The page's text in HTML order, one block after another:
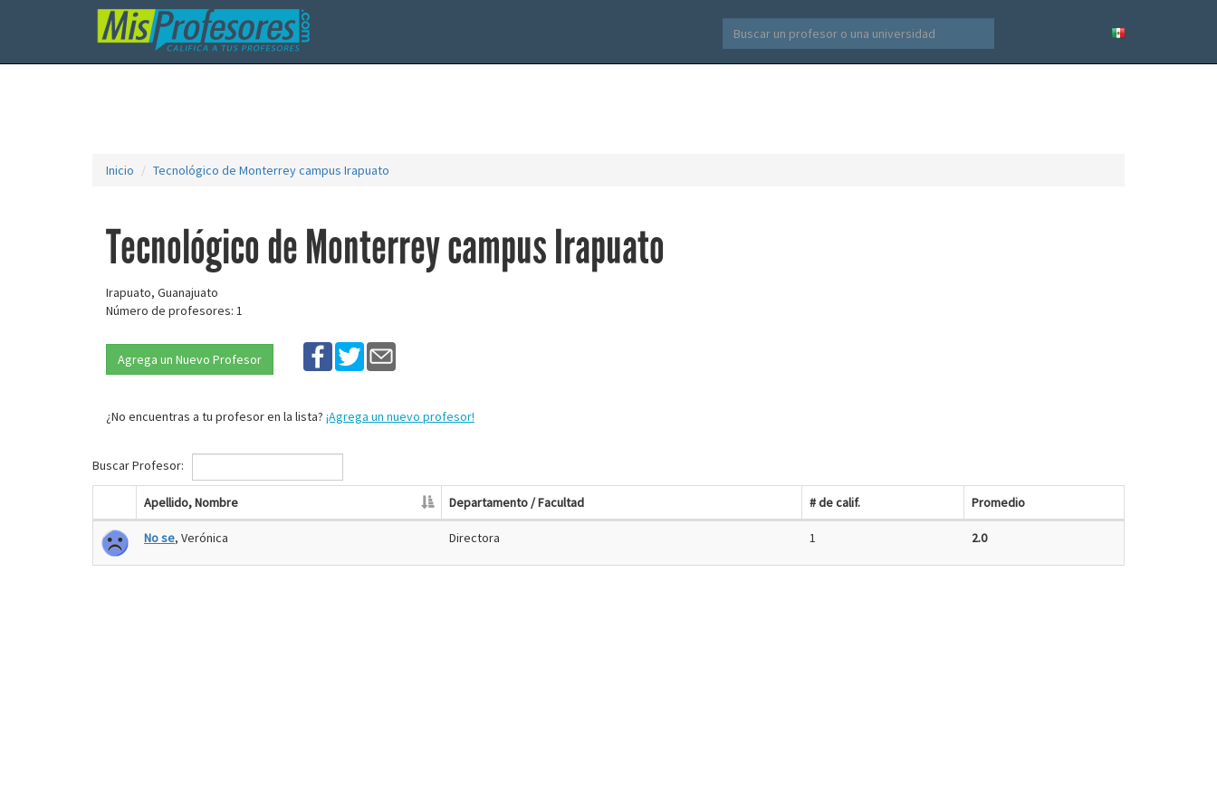
Inicio Tecnológico de Monterrey campus Irapuato
Tecnológico de Monterrey campus Irapuato
Irapuato, Guanajuato
Número de profesores: 1
Agrega un Nuevo Profesor
¿No encuentras a tu profesor en la lista? ¡Agrega un nuevo profesor!
Buscar Profesor:
Apellido, Nombre Departamento / Facultad # de calif. Promedio
No se, Verónica Directora 1 2.0